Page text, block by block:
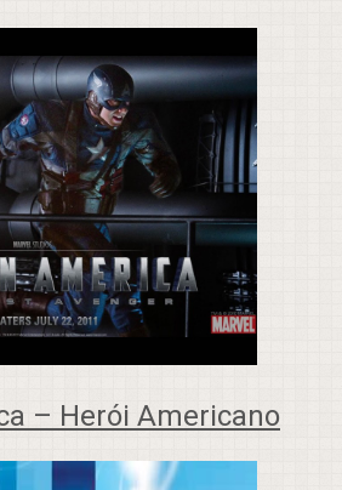
– Herói Americano